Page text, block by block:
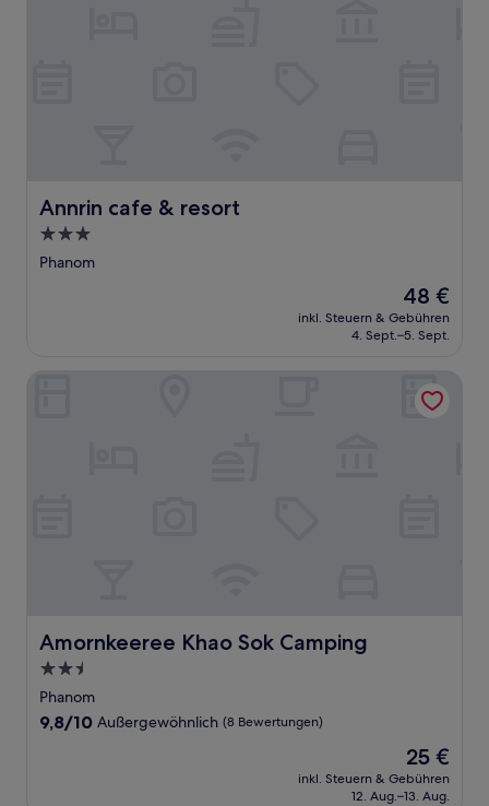
Annrin cafe & resort
Annrin cafe & resort
3.0-
Sterne-
Phanom
Der
Preis
beträgt
48 €
inkl. Steuern & Gebühren
4. Sept.–5. Sept.
Amornkeeree Khao Sok Camping
Amornkeeree Khao Sok Camping
2.5-
Sterne-
Unterkunft
Phanom
9.8
9,8/10 Außergewöhnlich (8 Bewertungen)
Der
Preis
beträgt
25 €
inkl. Steuern & Gebühren
12. Aug.–13. Aug.